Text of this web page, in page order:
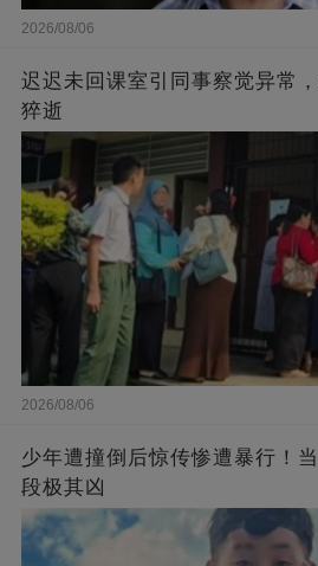
2026/08/06
迟迟未回课室引同事察觉异常
猝逝
2026/08/06
少年遭撞倒后惊传惨遭暴行！
段极其凶